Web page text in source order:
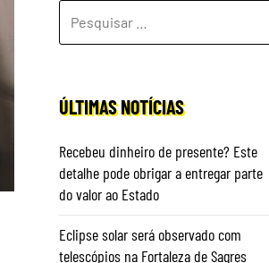
POR:
ÚLTIMAS NOTÍCIAS
Recebeu dinheiro de presente? Este
detalhe pode obrigar a entregar parte
do valor ao Estado
Eclipse solar será observado com
telescópios na Fortaleza de Sagres